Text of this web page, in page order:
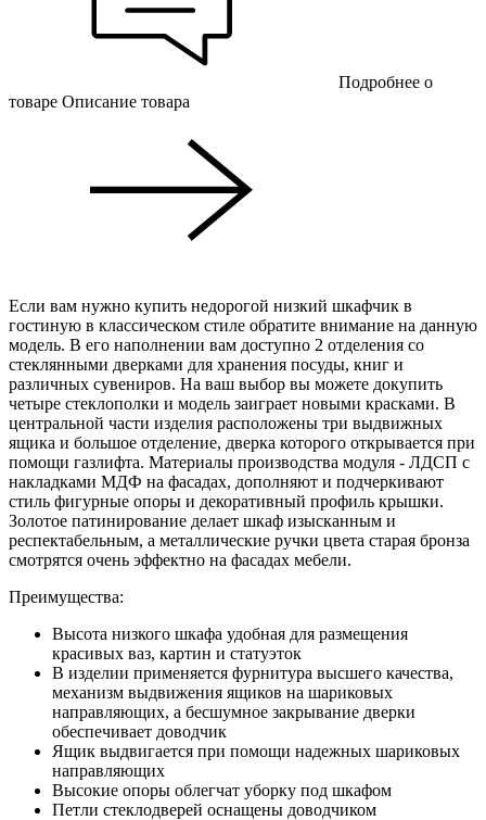
Подробнее о
товаре Описание товара
Если вам нужно купить недорогой низкий шкафчик в
гостиную в классическом стиле обратите внимание на данную
модель. В его наполнении вам доступно 2 отделения со
стеклянными дверками для хранения посуды, книг и
различных сувениров. На ваш выбор вы можете докупить
четыре стеклополки и модель заиграет новыми красками. В
центральной части изделия расположены три выдвижных
ящика и большое отделение, дверка которого открывается при
помощи газлифта. Материалы производства модуля - ЛДСП с
накладками МДФ на фасадах, дополняют и подчеркивают
стиль фигурные опоры и декоративный профиль крышки.
Золотое патинирование делает шкаф изысканным и
респектабельным, а металлические ручки цвета старая бронза
смотрятся очень эффектно на фасадах мебели.
Преимущества:
Высота низкого шкафа удобная для размещения
красивых ваз, картин и статуэток
В изделии применяется фурнитура высшего качества,
механизм выдвижения ящиков на шариковых
направляющих, а бесшумное закрывание дверки
обеспечивает доводчик
Ящик выдвигается при помощи надежных шариковых
направляющих
Высокие опоры облегчат уборку под шкафом
Петли стеклодверей оснащены доводчиком